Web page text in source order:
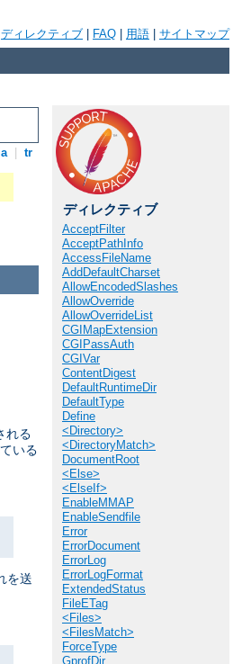
ディレクティブ FAQ 用語 サイトマップ
tr
ディレクティブ
AcceptFilter
AcceptPathInfo
AccessFileName
AddDefaultCharset
AllowEncodedSlashes
AllowOverride
AllowOverrideList
CGIMapExtension
CGIPassAuth
CGIVar
ContentDigest
DefaultRuntimeDir
DefaultType
Define
<Directory>
<DirectoryMatch>
DocumentRoot
<Else>
<ElseIf>
EnableMMAP
EnableSendfile
Error
ErrorDocument
ErrorLog
ErrorLogFormat
ExtendedStatus
FileETag
<Files>
<FilesMatch>
ForceType
GprofDir
れる
いる
を送